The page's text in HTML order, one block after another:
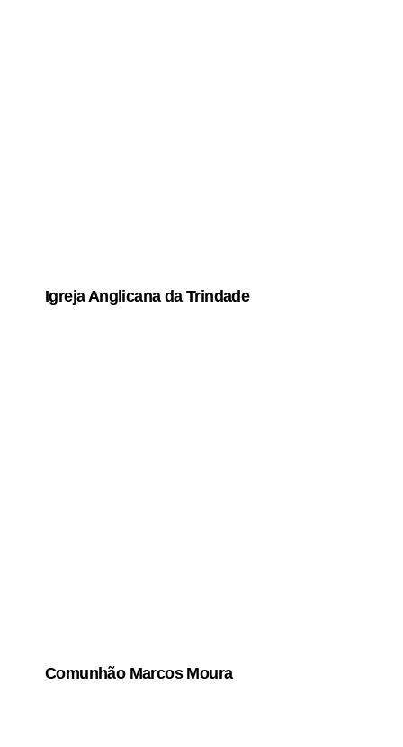
Igreja Anglicana da Trindade
Comunhão Marcos Moura